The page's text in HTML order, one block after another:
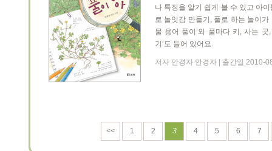
나 특징을 알기 쉽게 볼 수 있고 아
로 놀잇감 만들기, 풀로 하는 놀이
물 용어 풀이’와 풀마다 키, 사는
기’도 들어 있어요.
저자 안경자 안경자 | 출간일 2010-
<< 1 2 3 4 5 6 7